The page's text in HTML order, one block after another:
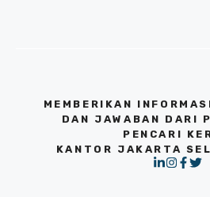
MEMBERIKAN
DAN JAWABAN DARI
PENCARI
KANTOR JAKARTA